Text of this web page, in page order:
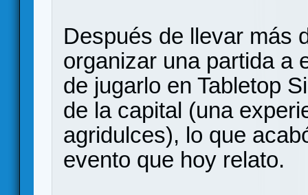
Después de llevar más
organizar una partida a
de jugarlo en Tabletop
de la capital (una
agridulces), lo que
evento que hoy relato.